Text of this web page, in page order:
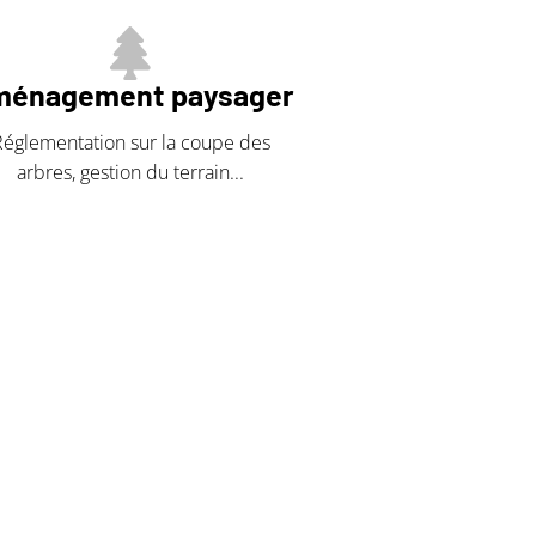
paysager
sur la coupe des
arbres, gestion du terrain...